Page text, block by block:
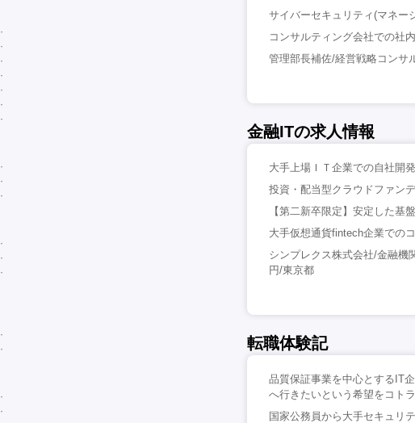
サイバーセキュリティ(マネー
コンサルティング会社での社
管理部長補佐/経営戦略コンサ
金融ITの求人情報
大手上場ＩＴ企業での自社開
投資・配当型クラウドファン
【第二新卒限定】安定した基
大手仮想通貨fintech企業での
シンプレクス株式会社/金融機
円/東京都
転職体験記
品質保証事業を中心とするIT
へ行きたいという希望をコト
国家公務員から大手セキュリ